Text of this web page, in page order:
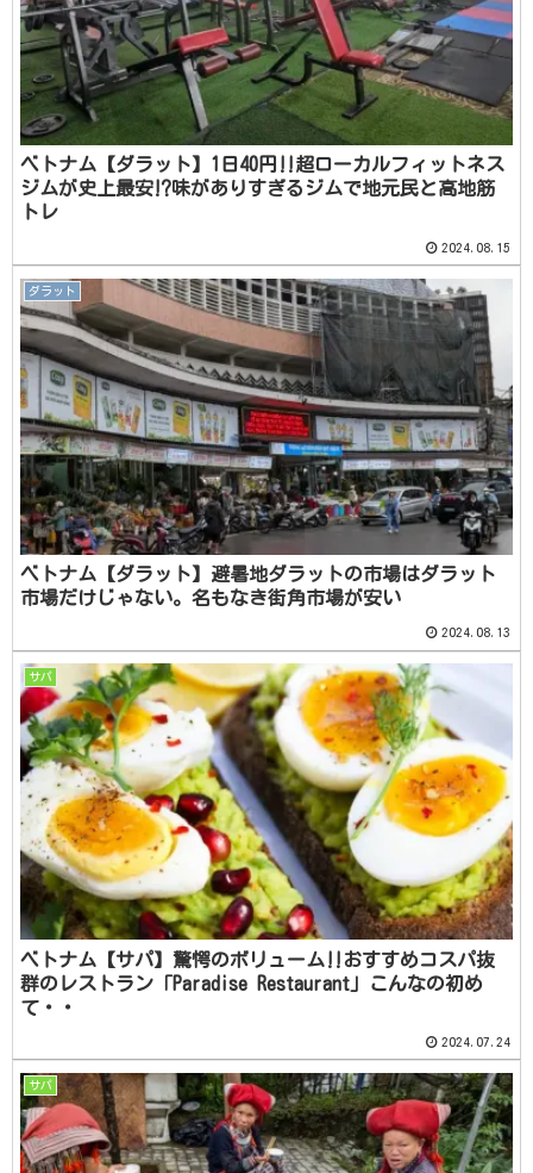
ベトナム【ダラット】1日40円‼超ローカルフィットネス
ジムが史上最安⁉味がありすぎるジムで地元民と高地筋
トレ
2024.08.15
ダラット
ベトナム【ダラット】避暑地ダラットの市場はダラット
市場だけじゃない。名もなき街角市場が安い
2024.08.13
サパ
ベトナム【サパ】驚愕のボリューム‼おすすめコスパ抜
群のレストラン「Paradise Restaurant」こんなの初め
て・・
2024.07.24
サパ